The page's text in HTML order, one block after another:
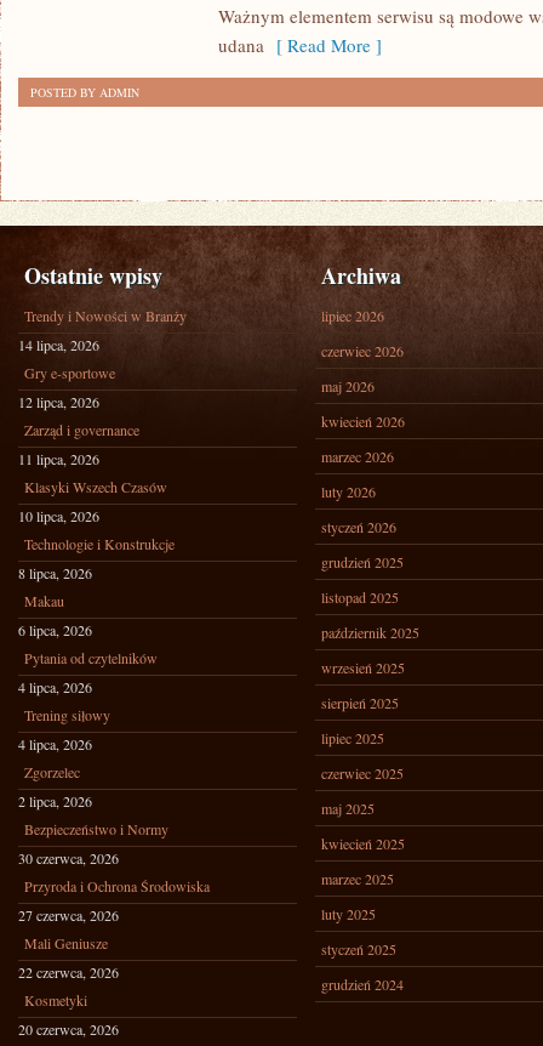
Ważnym elementem serwisu są modowe
udana [ Read More ]
POSTED BY ADMIN
Ostatnie wpisy
Trendy i Nowości w Branży
14 lipca, 2026
Gry e-sportowe
12 lipca, 2026
Zarząd i governance
11 lipca, 2026
Klasyki Wszech Czasów
10 lipca, 2026
Technologie i Konstrukcje
8 lipca, 2026
Makau
6 lipca, 2026
Pytania od czytelników
4 lipca, 2026
Trening siłowy
4 lipca, 2026
Zgorzelec
2 lipca, 2026
Bezpieczeństwo i Normy
30 czerwca, 2026
Przyroda i Ochrona Środowiska
27 czerwca, 2026
Mali Geniusze
22 czerwca, 2026
Kosmetyki
20 czerwca, 2026
Archiwa
lipiec 2026
czerwiec 2026
maj 2026
kwiecień 2026
marzec 2026
luty 2026
styczeń 2026
grudzień 2025
listopad 2025
październik 2025
wrzesień 2025
sierpień 2025
lipiec 2025
czerwiec 2025
maj 2025
kwiecień 2025
marzec 2025
luty 2025
styczeń 2025
grudzień 2024